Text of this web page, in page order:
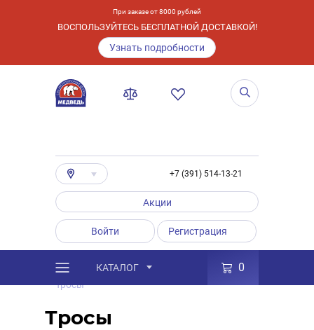
При заказе от 8000 рублей
ВОСПОЛЬЗУЙТЕСЬ БЕСПЛАТНОЙ ДОСТАВКОЙ!
Узнать подробности
+7 (391) 514-13-21
Акции
Войти Регистрация
КАТАЛОГ 0
Каталог / Товары Аксессуары
/
Тросы
Тросы